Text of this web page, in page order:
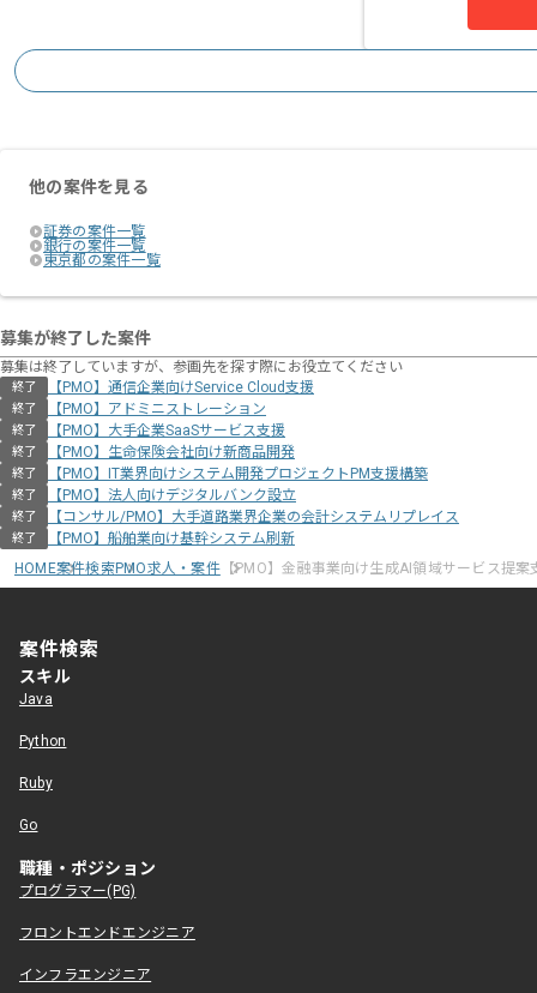
他の案件を見る
証券の案件一覧
銀行の案件一覧
東京都の案件一覧
募集が終了した案件
募集は終了していますが、参画先を探す際にお役立てください
終了 【PMO】通信企業向けService Cloud支援
終了 【PMO】アドミニストレーション
終了 【PMO】大手企業SaaSサービス支援
終了 【PMO】生命保険会社向け新商品開発
終了 【PMO】IT業界向けシステム開発プロジェクトPM支援構築
終了 【PMO】法人向けデジタルバンク設立
終了 【コンサル/PMO】大手道路業界企業の会計システムリプレイス
終了
【PMO】船舶業向け基幹システム刷新
HOME案件検索PMO求人・案件【PMO】金融事業向け生成AI領域サービス提案
案件検索
スキル
Java
Python
Ruby
Go
職種・ポジション
プログラマー(PG)
フロントエンドエンジニア
インフラエンジニア